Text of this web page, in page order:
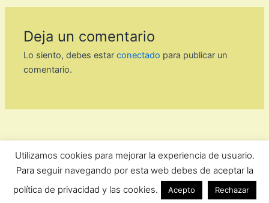
Deja un comentario
Lo siento, debes estarconectado para publicar un
comentario.
ForoComprasOnline Copyright © 2026 | Privacidad
Utilizamos cookies para mejorar la experiencia de usuario.
Para seguir navegando por esta web debes de aceptar la
política de privacidad y las cookies.
Acepto Rechazar